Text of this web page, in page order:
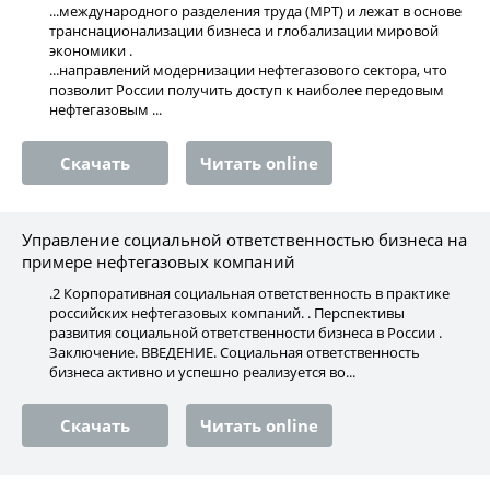
...международного разделения труда (МРТ) и лежат в основе
транснационализации бизнеса и глобализации мировой
экономики .
...направлений модернизации нефтегазового сектора, что
позволит России получить доступ к наиболее передовым
нефтегазовым ...
Скачать Читать online
Управление социальной ответственностью бизнеса на
примере нефтегазовых компаний
.2 Корпоративная социальная ответственность в практике
российских нефтегазовых компаний. . Перспективы
развития социальной ответственности бизнеса в России .
Заключение. ВВЕДЕНИЕ. Социальная ответственность
бизнеса активно и успешно реализуется во...
Скачать Читать online